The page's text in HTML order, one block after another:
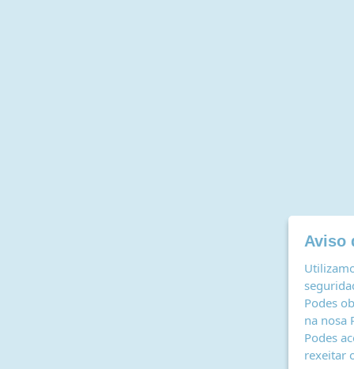
Aviso
Podes
na nosa
Podes
rexeitar